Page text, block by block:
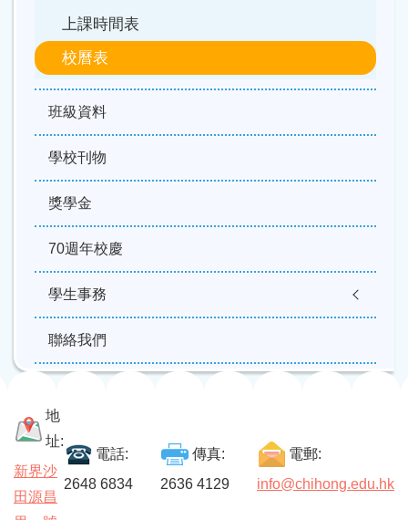
上課時間表
校曆表
班級資料
學校刊物
獎學金
70週年校慶
學生事務
聯絡我們
地
址:
新界沙
田源昌
電話:
2648 6834
傳真:
2636 4129
電郵:
info@chihong.edu.hk